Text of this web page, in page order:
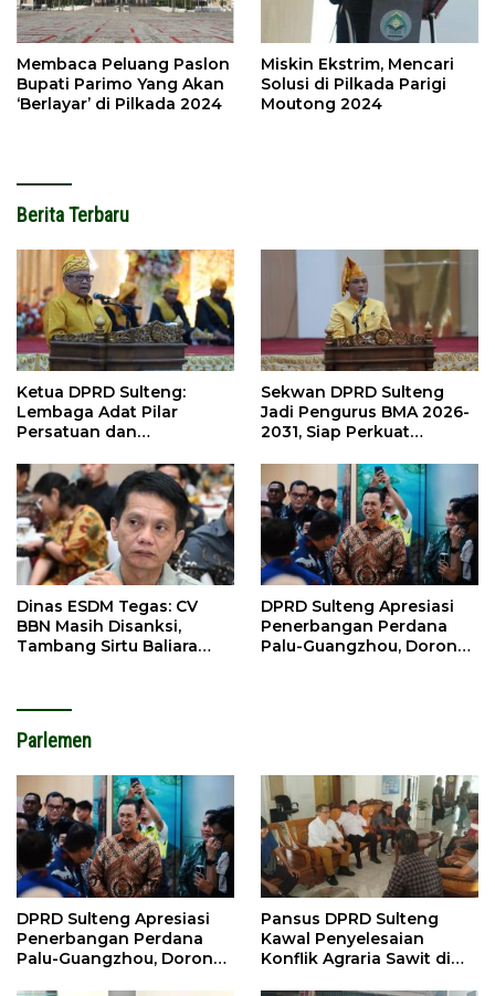
Membaca Peluang Paslon
Bupati Parimo Yang Akan
‘Berlayar’ di Pilkada 2024
Miskin Ekstrim, Mencari
Solusi di Pilkada Parigi
Moutong 2024
Berita Terbaru
Ketua DPRD Sulteng:
Lembaga Adat Pilar
Persatuan dan
Sekwan DPRD Sulteng
Jadi Pengurus BMA 2026-
2031, Siap Perkuat
Dinas ESDM Tegas: CV
BBN Masih Disanksi,
Tambang Sirtu Baliara
DPRD Sulteng Apresiasi
Penerbangan Perdana
Palu-Guangzhou, Dorong
Parlemen
DPRD Sulteng Apresiasi
Penerbangan Perdana
Palu-Guangzhou, Dorong
Pansus DPRD Sulteng
Kawal Penyelesaian
Konflik Agraria Sawit di